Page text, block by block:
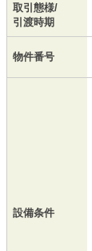
取引態様/
引渡時期
物件番号
設備条件